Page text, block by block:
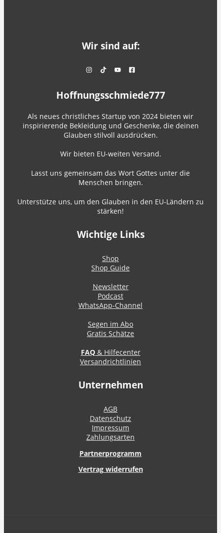
Wir sind auf:
Hoffnungsschmiede777
Als neues christliches Startup von 2024 bieten wir
inspirierende Bekleidung und Geschenke, die deinen
Glauben stilvoll ausdrücken.
Wir bieten EU-weiten Versand.
Lasst uns gemeinsam das Wort Gottes unter die
Menschen bringen.
Unterstütze uns, um den Glauben in den EU-Ländern zu
stärken!
Wichtige Links
Shop
Shop Guide
Newsletter
Podcast
WhatsApp-Channel
Segen im Abo
Gratis Schätze
FAQ& Hilfecenter
Versandrichtlinien
Unternehmen
AGB
Datenschutz
Impressum
Zahlungsarten
Partnerprogramm
Vertrag widerrufen